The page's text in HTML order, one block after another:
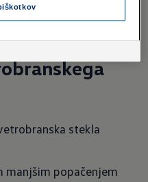
stekla
popačenjem